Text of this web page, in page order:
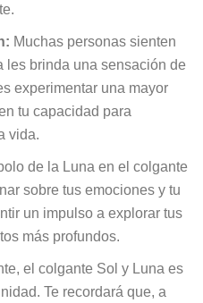
Muchas personas sienten
les brinda una sensación de
experimentar una mayor
tu capacidad para
vida.
de la Luna en el colgante
sobre tus emociones y tu
un impulso a explorar tus
más profundos.
el colgante Sol y Luna es
Te recordará que, a